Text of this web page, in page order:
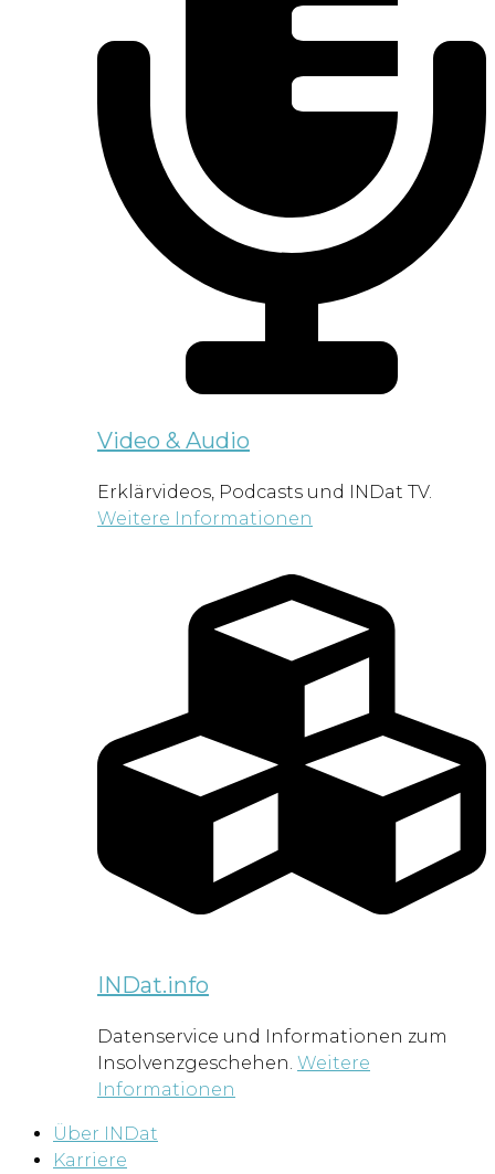
Video & Audio
Erklärvideos, Podcasts und INDat TV.
Weitere Informationen
INDat.info
Datenservice und Informationen zum
Insolvenzgeschehen. Weitere
Informationen
Über INDat
Karriere